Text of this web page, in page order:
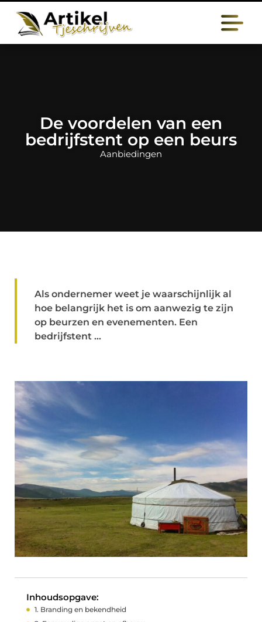
De voordelen van een
bedrijfstent op een beurs
Aanbiedingen
Als ondernemer weet je waarschijnlijk al
hoe belangrijk het is om aanwezig te zijn
op beurzen en evenementen. Een
bedrijfstent ...
Inhoudsopgave:
1. Branding en bekendheid